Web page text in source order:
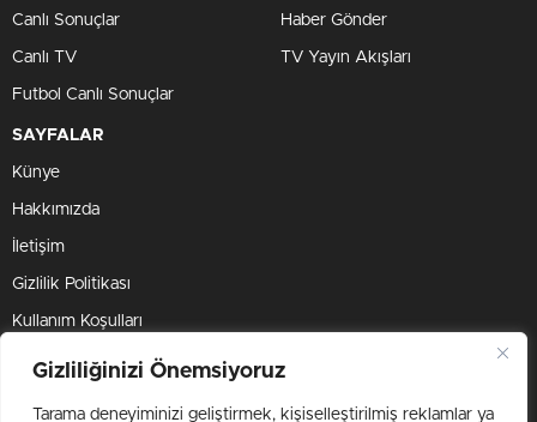
Gizliliğinizi Önemsiyoruz
Tarama deneyiminizi geliştirmek, kişiselleştirilmiş reklamlar ya
Canlı Sonuçlar
Canlı TV
Futbol Canlı Sonuçlar
Haber Gönder
TV Yayın Akışları
SAYFALAR
Künye
Hakkımızda
İletişim
Gizlilik Politikası
Kullanım Koşulları
Çerez Politikası